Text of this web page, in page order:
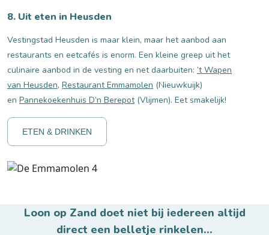
8. Uit eten in Heusden
Vestingstad Heusden is maar klein, maar het aanbod aan
restaurants en eetcafés is enorm. Een kleine greep uit het
culinaire aanbod in de vesting en net daarbuiten: ’t Wapen
van Heusden, Restaurant Emmamolen (Nieuwkuijk)
en Pannekoekenhuis D’n Berepot(Vlijmen). Eet smakelijk!
ETEN & DRINKEN
Loon op Zand doet niet bij iedereen altijd
direct een belletje rinkelen...